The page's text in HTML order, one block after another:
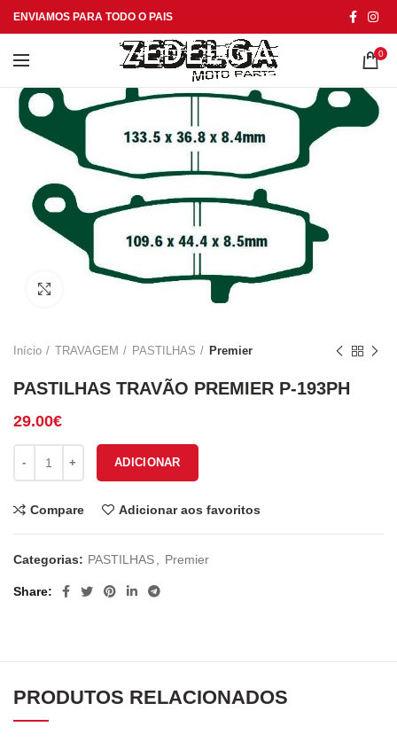
ENVIAMOS PARA TODO O PAIS
0
Click to enlarge
Início TRAVAGEM PASTILHAS Premier
PASTILHAS TRAVÃO PREMIER P-193PH
29.00€
ADICIONAR
Compare Adicionar aos favoritos
Categorias: PASTILHAS Premier
Share
PRODUTOS RELACIONADOS